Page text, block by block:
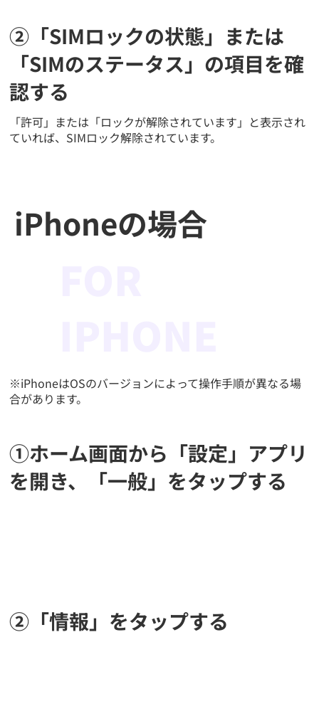
②「SIMロックの状態」または
「SIMのステータス」の項目を確
認する
「許可」または「ロックが解除されています」と表示され
ていれば、SIMロック解除されています。
iPhoneの場合
※iPhoneはOSのバージョンによって操作手順が異なる場
合があります。
①ホーム画面から「設定」アプリ
を開き、「一般」をタップする
②「情報」をタップする